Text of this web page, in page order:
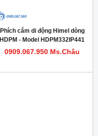
Phích cắm di động Himel dòng
HDPM - Model HDPM332IP441
0909.067.950 Ms.Châu